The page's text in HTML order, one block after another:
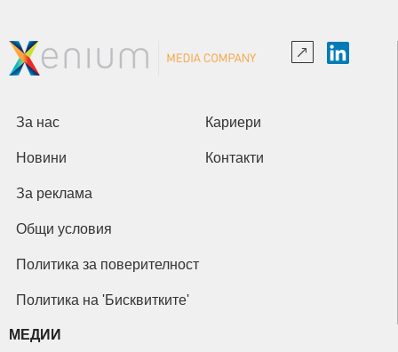
За нас Кариери
Новини Контакти
За реклама
Общи условия
Политика за поверителност
Политика на 'Бисквитките'
МЕДИИ